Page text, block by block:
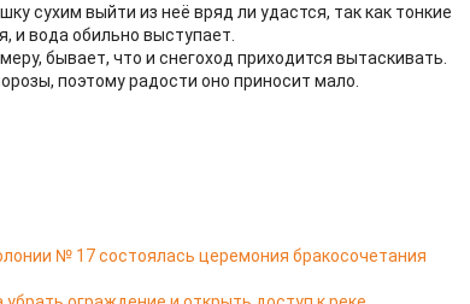
сухим выйти из неё вряд ли удастся, так как тонкие
и вода обильно выступает.
бывает, что и снегоход приходится вытаскивать.
поэтому радости оно приносит мало.
№ 17 состоялась церемония бракосочетания